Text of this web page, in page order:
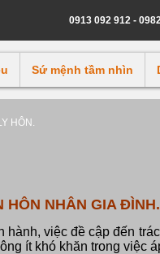
0913 092 912 -
Sứ mệnh tầm nhìn
HÔN.
HÔN NHÂN GIA ĐÌNH.
việc đề cập đến
ít khó khăn trong việc